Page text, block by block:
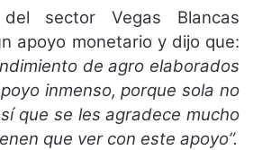
sector Vegas Blancas
apoyo monetario y dijo que:
de agro elaborados
inmenso, porque sola no
que se les agradece mucho
que ver con este apoyo”.